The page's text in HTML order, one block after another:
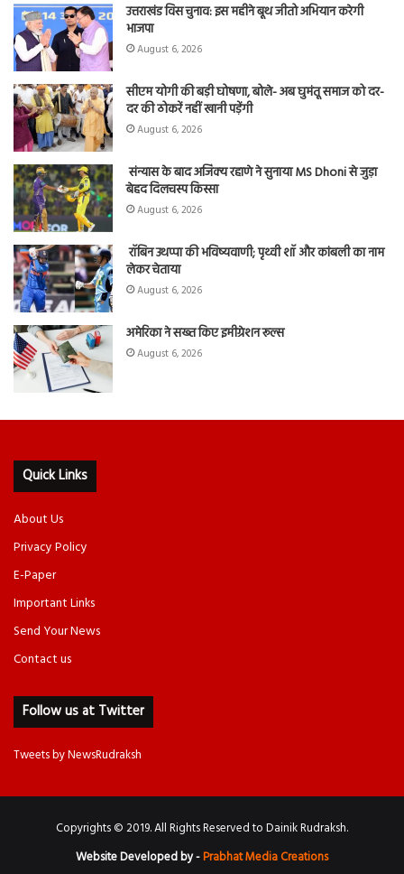
उत्तराखंड विस चुनाव: इस महीने बूथ जीतो अभियान करेगी
भाजपा
August 6, 2026
सीएम योगी की बड़ी घोषणा, बोले- अब घुमंतू समाज को दर-
दर की ठोकरें नहीं खानी पड़ेंगी
August 6, 2026
संन्यास के बाद अजिंक्‍य रहाणे ने सुनाया MS Dhoni से जुड़ा
बेहद दिलचस्प किस्सा
August 6, 2026
रॉबिन उथप्पा की भविष्यवाणी; पृथ्वी शॉ और कांबली का नाम
लेकर चेताया
August 6, 2026
अमेरिका ने सख्त किए इमीग्रेशन रूल्स
August 6, 2026
Quick Links
About Us
Privacy Policy
E-Paper
Important Links
Send Your News
Contact us
Follow us at Twitter
Tweets by NewsRudraksh
Copyrights © 2019. All Rights Reserved to Dainik Rudraksh.
Website Developed by -Prabhat Media Creations